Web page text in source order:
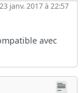
janv. 2017 à 22:57
avec